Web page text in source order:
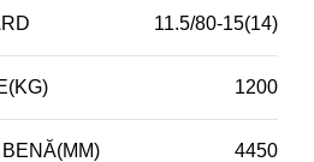
11.5/80-15(14)
1200
4450